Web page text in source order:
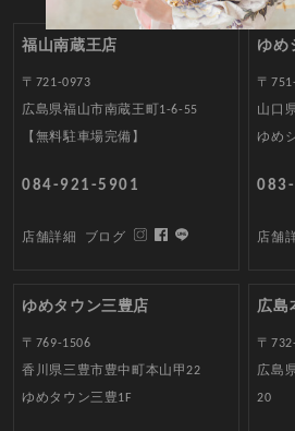
福山南蔵王店
〒721-0973
広島県福山市南蔵王町1-6-55
【無料駐車場完備】
084-921-5901
店舗詳細 ブログ
ゆめ
〒
山口
ゆめ
店舗
ゆめタウン三豊店
〒769-1506
香川県三豊市豊中町本山甲22
ゆめタウン三豊1F
広島
〒
広島
20